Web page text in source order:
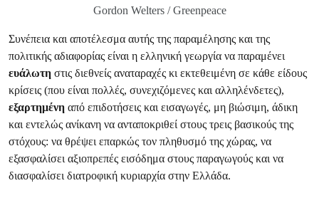
Gordon Welters / Greenpeace
Συνέπεια και αποτέλεσμα αυτής της παραμέλησης και της
πολιτικής αδιαφορίας είναι η ελληνική γεωργία να παραμένει
ευάλωτη στις διεθνείς αναταραχές κι εκτεθειμένη σε κάθε είδους
κρίσεις (που είναι πολλές, συνεχιζόμενες και αλληλένδετες),
εξαρτημένη από επιδοτήσεις και εισαγωγές, μη βιώσιμη, άδικη
και εντελώς ανίκανη να ανταποκριθεί στους τρεις βασικούς της
στόχους: να θρέψει επαρκώς τον πληθυσμό της χώρας, να
εξασφαλίσει αξιοπρεπές εισόδημα στους παραγωγούς και να
διασφαλίσει διατροφική κυριαρχία στην Ελλάδα.